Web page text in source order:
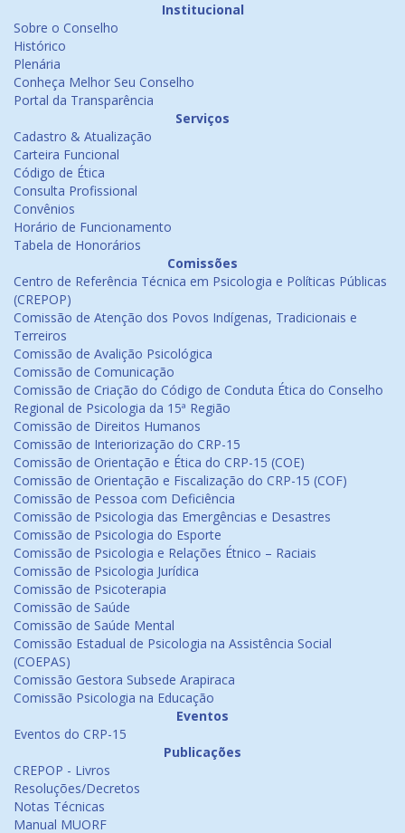
Institucional
Sobre o Conselho
Histórico
Plenária
Conheça Melhor Seu Conselho
Portal da Transparência
Serviços
Cadastro & Atualização
Carteira Funcional
Código de Ética
Consulta Profissional
Convênios
Horário de Funcionamento
Tabela de Honorários
Comissões
Centro de Referência Técnica em Psicologia e Políticas Públicas
(CREPOP)
Comissão de Atenção dos Povos Indígenas, Tradicionais e
Terreiros
Comissão de Avalição Psicológica
Comissão de Comunicação
Comissão de Criação do Código de Conduta Ética do Conselho
Regional de Psicologia da 15ª Região
Comissão de Direitos Humanos
Comissão de Interiorização do CRP-15
Comissão de Orientação e Ética do CRP-15 (COE)
Comissão de Orientação e Fiscalização do CRP-15 (COF)
Comissão de Pessoa com Deficiência
Comissão de Psicologia das Emergências e Desastres
Comissão de Psicologia do Esporte
Comissão de Psicologia e Relações Étnico – Raciais
Comissão de Psicologia Jurídica
Comissão de Psicoterapia
Comissão de Saúde
Comissão de Saúde Mental
Comissão Estadual de Psicologia na Assistência Social
(COEPAS)
Comissão Gestora Subsede Arapiraca
Comissão Psicologia na Educação
Eventos
Eventos do CRP-15
Publicações
CREPOP - Livros
Resoluções/Decretos
Notas Técnicas
Manual MUORF